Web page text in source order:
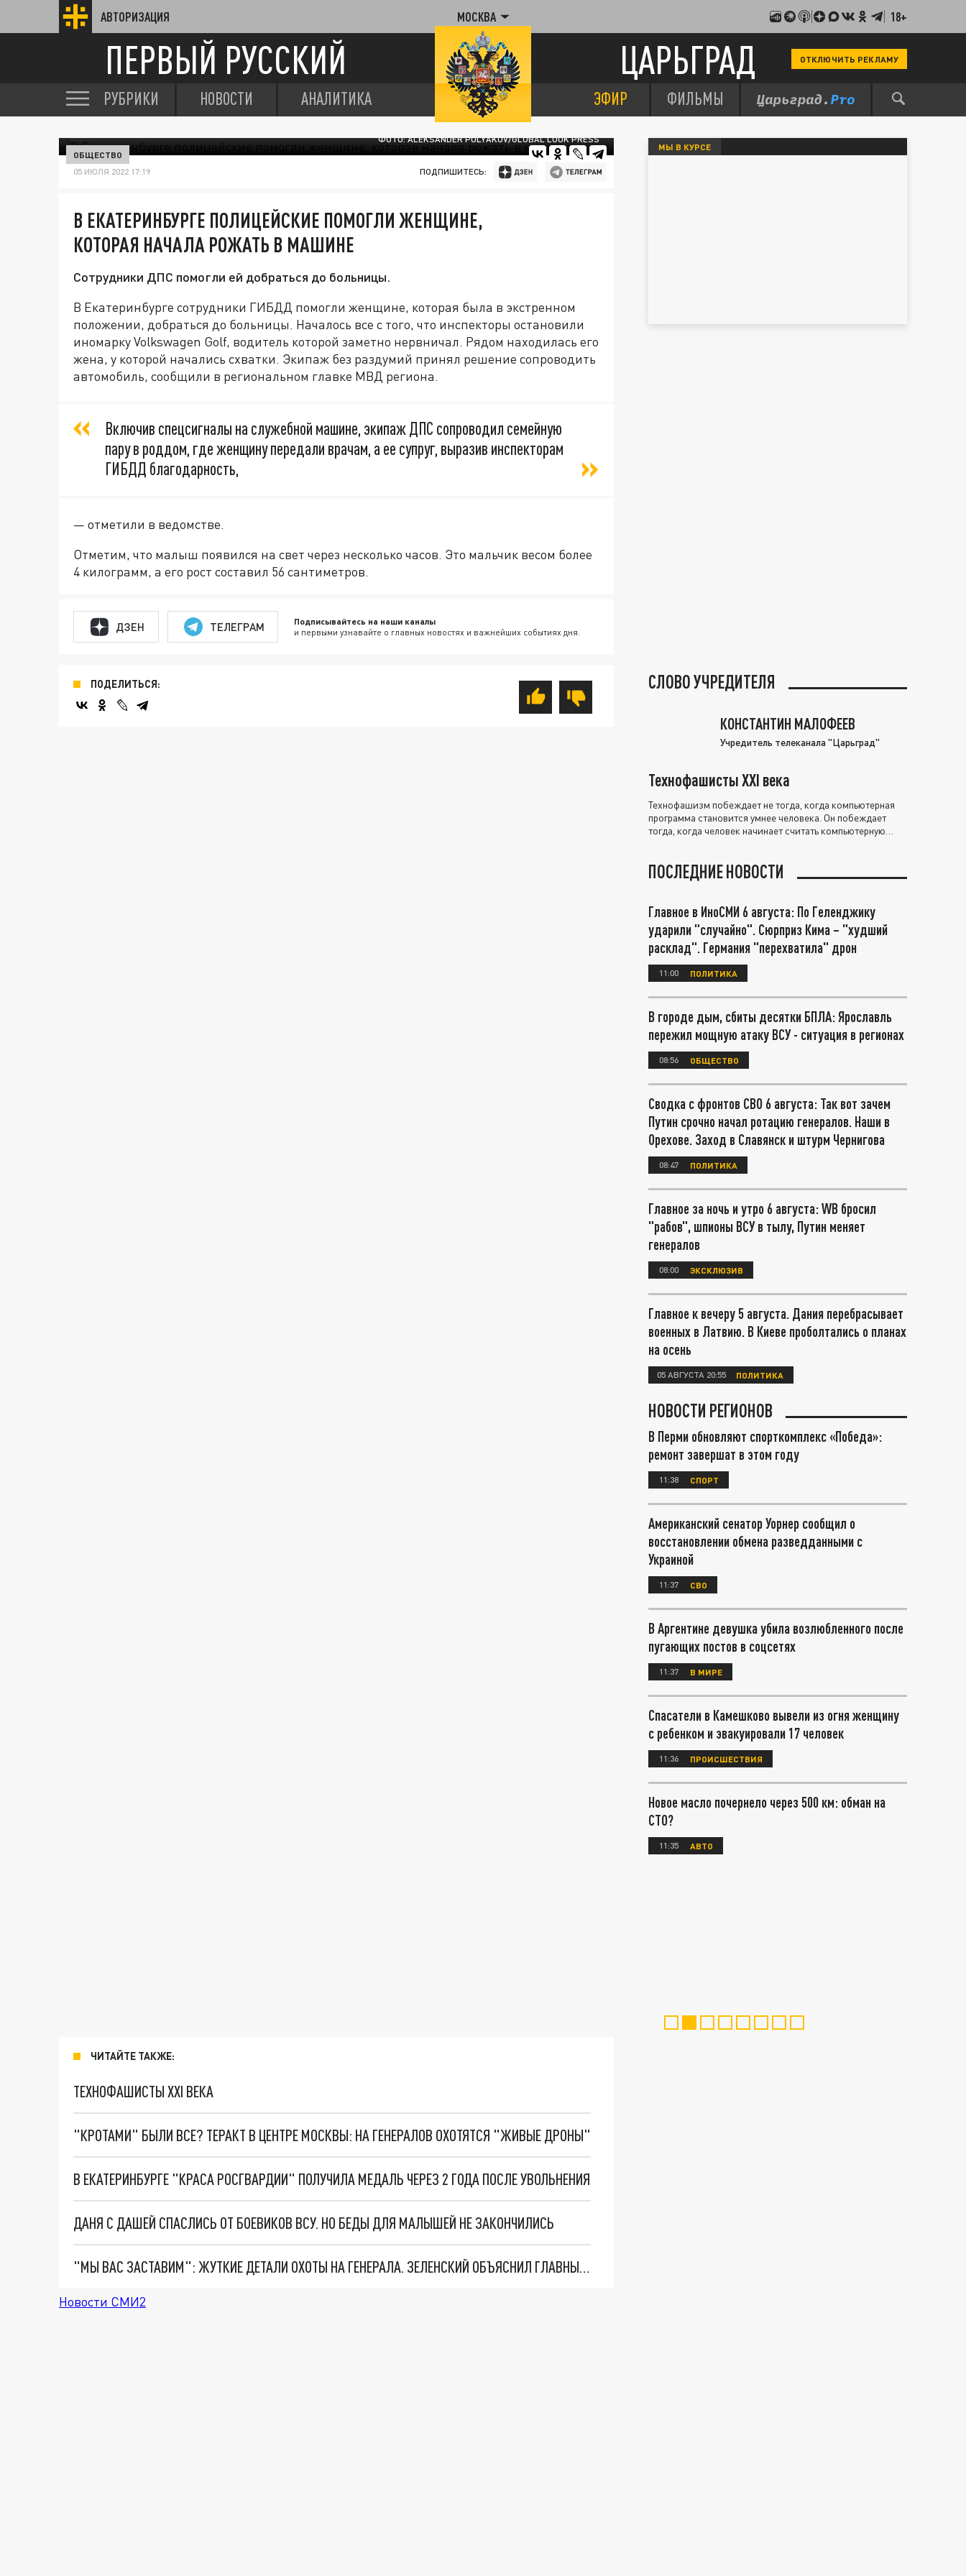
АВТОРИЗАЦИЯ МОСКВА 18+
ПЕРВЫЙ РУССКИЙ ЦАРЬГРАД ОТКЛЮЧИТЬ РЕКЛАМУ
РУБРИКИ НОВОСТИ АНАЛИТИКА ЭФИР ФИЛЬМЫ
ФОТО: ALEKSANDER POLYAKOV/GLOBAL LOOK PRESS
ОБЩЕСТВО
05 ИЮЛЯ 2022 17:19 ПОДПИШИТЕСЬ:
В ЕКАТЕРИНБУРГЕ ПОЛИЦЕЙСКИЕ ПОМОГЛИ ЖЕНЩИНЕ,
КОТОРАЯ НАЧАЛА РОЖАТЬ В МАШИНЕ
Сотрудники ДПС помогли ей добраться до больницы.
В Екатеринбурге сотрудники ГИБДД помогли женщине, которая была в экстренном
положении, добраться до больницы. Началось все с того, что инспекторы остановили
иномарку Volkswagen Golf, водитель которой заметно нервничал. Рядом находилась его
жена, у которой начались схватки. Экипаж без раздумий принял решение сопроводить
автомобиль, сообщили в региональном главке МВД региона.
Включив спецсигналы на служебной машине, экипаж ДПС сопроводил семейную
пару в роддом, где женщину передали врачам, а ее супруг, выразив инспекторам
ГИБДД благодарность,
— отметили в ведомстве.
Отметим, что малыш появился на свет через несколько часов. Это мальчик весом более
4 килограмм, а его рост составил 56 сантиметров.
ДЗЕН ТЕЛЕГРАМ Подписывайтесь на наши каналы
и первыми узнавайте о главных новостях и важнейших событиях дня.
ПОДЕЛИТЬСЯ:
ЧИТАЙТЕ ТАКЖЕ:
ТЕХНОФАШИСТЫ XXI ВЕКА
"КРОТАМИ" БЫЛИ ВСЕ? ТЕРАКТ В ЦЕНТРЕ МОСКВЫ: НА ГЕНЕРАЛОВ ОХОТЯТСЯ "ЖИВЫЕ ДРОНЫ"
В ЕКАТЕРИНБУРГЕ "КРАСА РОСГВАРДИИ" ПОЛУЧИЛА МЕДАЛЬ ЧЕРЕЗ 2 ГОДА ПОСЛЕ УВОЛЬНЕНИЯ
ДАНЯ С ДАШЕЙ СПАСЛИСЬ ОТ БОЕВИКОВ ВСУ. НО БЕДЫ ДЛЯ МАЛЫШЕЙ НЕ ЗАКОНЧИЛИСЬ
"МЫ ВАС ЗАСТАВИМ": ЖУТКИЕ ДЕТАЛИ ОХОТЫ НА ГЕНЕРАЛА. ЗЕЛЕНСКИЙ ОБЪЯСНИЛ ГЛАВНЫЙ СМЫСЛ ТЕРАКТА В ЦЕНТРЕ МОСКВЫ
Новости СМИ2
МЫ В КУРСЕ
СЛОВО УЧРЕДИТЕЛЯ
КОНСТАНТИН МАЛОФЕЕВ
Учредитель телеканала "Царьград"
Технофашисты XXI века
Технофашизм побеждает не тогда, когда компьютерная
программа становится умнее человека. Он побеждает
тогда, когда человек начинает считать компьютерную
ПОСЛЕДНИЕ НОВОСТИ
Главное в ИноСМИ 6 августа: По Геленджику
ударили "случайно". Сюрприз Кима – "худший
расклад". Германия "перехватила" дрон
11:00 ПОЛИТИКА
В городе дым, сбиты десятки БПЛА: Ярославль
пережил мощную атаку ВСУ - ситуация в регионах
08:56 ОБЩЕСТВО
Сводка с фронтов СВО 6 августа: Так вот зачем
Путин срочно начал ротацию генералов. Наши в
Орехове. Заход в Славянск и штурм Чернигова
08:47 ПОЛИТИКА
Главное за ночь и утро 6 августа: WB бросил
"рабов", шпионы ВСУ в тылу, Путин меняет
генералов
08:00 ЭКСКЛЮЗИВ
Главное к вечеру 5 августа. Дания перебрасывает
военных в Латвию. В Киеве проболтались о планах
на осень
05 АВГУСТА 20:55 ПОЛИТИКА
НОВОСТИ РЕГИОНОВ
В Перми обновляют спорткомплекс «Победа»:
ремонт завершат в этом году
11:38 СПОРТ
Американский сенатор Уорнер сообщил о
восстановлении обмена разведданными с
Украиной
11:37 СВО
В Аргентине девушка убила возлюбленного после
пугающих постов в соцсетях
11:37 В МИРЕ
Спасатели в Камешково вывели из огня женщину
с ребенком и эвакуировали 17 человек
11:36 ПРОИСШЕСТВИЯ
Новое масло почернело через 500 км: обман на
СТО?
11:35 АВТО